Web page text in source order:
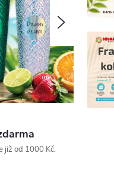
již od 1000 Kč.